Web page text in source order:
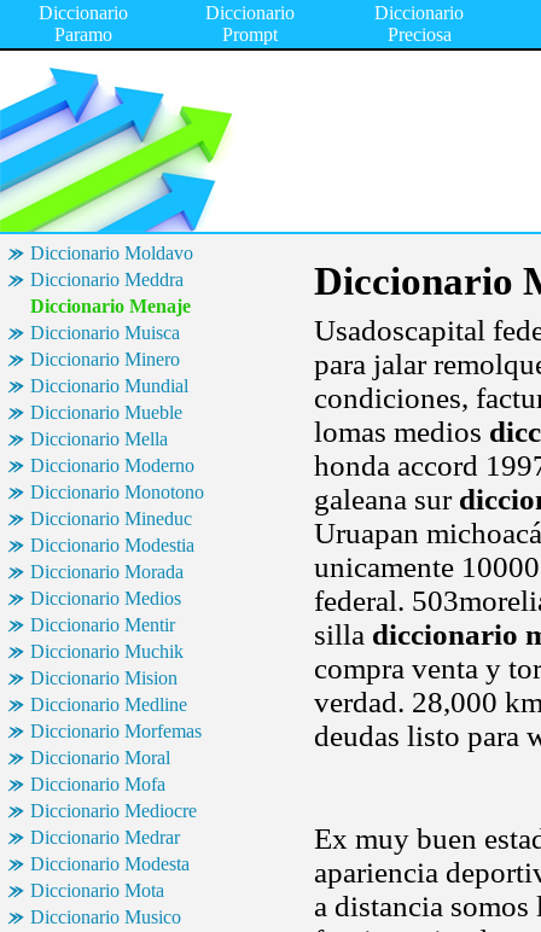
Diccionario
Paramo
Diccionario
Prompt
Diccionario
Preciosa
Diccionario Moldavo
Diccionario Meddra
Diccionario Menaje
Diccionario Muisca
Diccionario Minero
Diccionario Mundial
Diccionario Mueble
Diccionario Mella
Diccionario Moderno
Diccionario Monotono
Diccionario Mineduc
Diccionario Modestia
Diccionario Morada
Diccionario Medios
Diccionario Mentir
Diccionario Muchik
Diccionario Mision
Diccionario Medline
Diccionario Morfemas
Diccionario Moral
Diccionario Mofa
Diccionario Mediocre
Diccionario Medrar
Diccionario Modesta
Diccionario Mota
Diccionario Musico
Diccionario
Usadoscapital
para jalar
condiciones,
lomas medios
honda accord
galeana sur
Uruapan
unicamente
federal.
silla diccionario
compra venta y
verdad. 28,000
deudas listo para
Ex muy buen
apariencia
a distancia